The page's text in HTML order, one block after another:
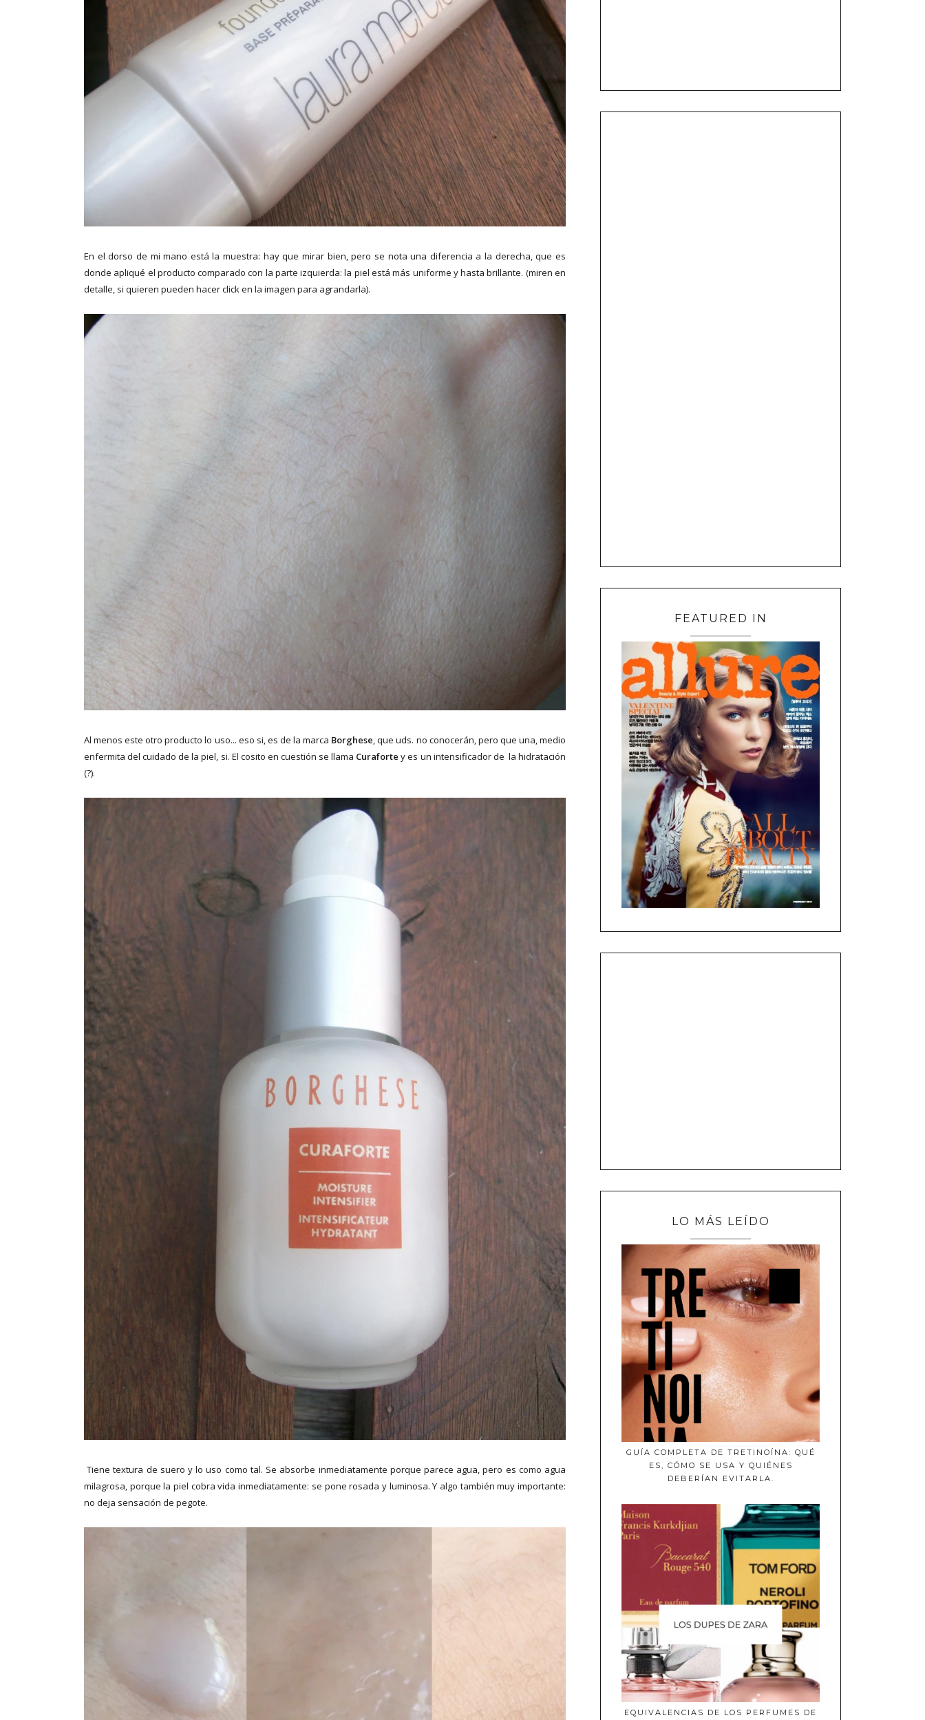
En el dorso de mi mano está la muestra: hay que mirar bien, pero se nota una diferencia a la derecha, que es
donde apliqué el producto comparado con la parte izquierda: la piel está más uniforme y hasta brillante. (miren en
detalle, si quieren pueden hacer click en la imagen para agrandarla).
Al menos este otro producto lo uso... eso si, es de la marca Borghese, que uds. no conocerán, pero que una, medio
enfermita del cuidado de la piel, si. El cosito en cuestión se llama Curaforte y es un intensificador de la hidratación
(?).
Tiene textura de suero y lo uso como tal. Se absorbe inmediatamente porque parece agua, pero es como agua
milagrosa, porque la piel cobra vida inmediatamente: se pone rosada y luminosa. Y algo también muy importante:
no deja sensación de pegote.
FEATURED IN
LO MÁS LEÍDO
GUÍA COMPLETA DE TRETINOÍNA: QUÉ
ES, CÓMO SE USA Y QUIÉNES
DEBERÍAN EVITARLA.
EQUIVALENCIAS DE LOS PERFUMES DE